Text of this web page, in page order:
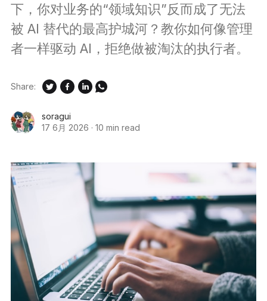
下，你对业务的“领域知识”反而成了无法
被 AI 替代的最高护城河？教你如何像管理
者一样驱动 AI，拒绝做被淘汰的执行者。
soragui
17 6月 2026 · 10 min read
Share: